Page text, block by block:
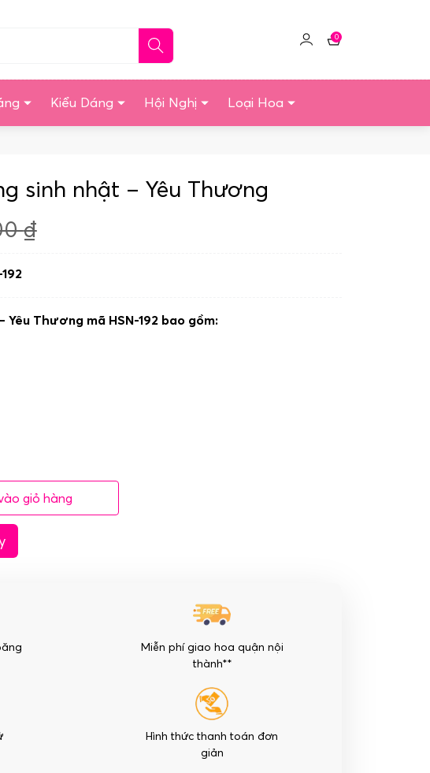
Click
tài
0
Giỏ
Kiểu Dáng Hội Nghị Loại Hoa
sinh nhật – Yêu Thương
₫
Thương mã HSN-192 bao gồm:
giỏ hàng
Miễn phí giao hoa quận nội
thành**
Hình thức thanh toán đơn
giản